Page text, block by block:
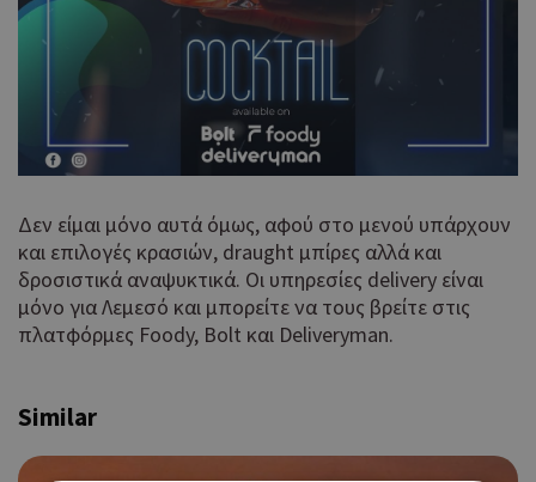
Δεν είμαι μόνο αυτά όμως, αφού στο μενού υπάρχουν
και επιλογές κρασιών, draught μπίρες αλλά και
δροσιστικά αναψυκτικά. Οι υπηρεσίες delivery είναι
μόνο για Λεμεσό και μπορείτε να τους βρείτε στις
πλατφόρμες Foody, Bolt και Deliveryman.
Similar